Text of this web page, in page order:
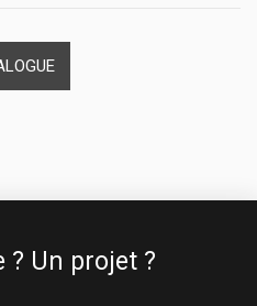
? Un projet ?